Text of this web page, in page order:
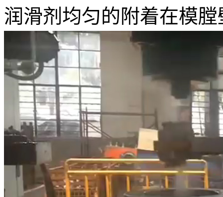
润滑剂均匀的附着在模